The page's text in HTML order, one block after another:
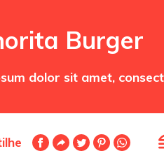
Burger
dolor sit amet,